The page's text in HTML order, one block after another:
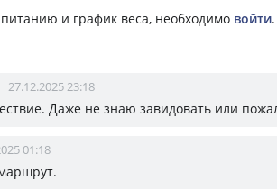
и график веса, необходимо войти.
27.12.2025 23:18
Даже не знаю завидовать или
01:18